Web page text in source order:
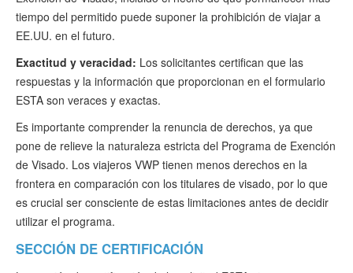
tiempo del permitido puede suponer la prohibición de viajar a
EE.UU. en el futuro.
Exactitud y veracidad: Los solicitantes certifican que las
respuestas y la información que proporcionan en el formulario
ESTA son veraces y exactas.
Es importante comprender la renuncia de derechos, ya que
pone de relieve la naturaleza estricta del Programa de Exención
de Visado. Los viajeros VWP tienen menos derechos en la
frontera en comparación con los titulares de visado, por lo que
es crucial ser consciente de estas limitaciones antes de decidir
utilizar el programa.
SECCIÓN DE CERTIFICACIÓN